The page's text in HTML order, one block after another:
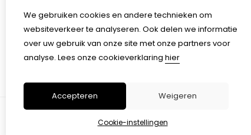
Informatie
Over Monique Kaarten & Kado
Verzending
Algemene voorwaarden
We gebruiken cookies en andere technieken om
websiteverkeer te analyseren. Ook delen we informatie
over uw gebruik van onze site met onze partners voor
analyse. Lees onze cookieverklaring hier
Accepteren Weigeren
Cookie-instellingen